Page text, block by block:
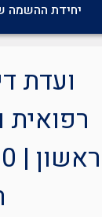
יחידת ההשמה
ועדת